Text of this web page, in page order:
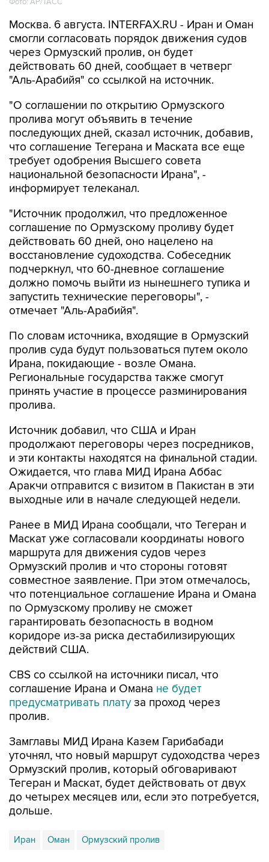
Москва. 6 августа. INTERFAX.RU - Иран и Оман
смогли согласовать порядок движения судов
через Ормузский пролив, он будет
действовать 60 дней, сообщает в четверг
"Аль-Арабийя" со ссылкой на источник.
"О соглашении по открытию Ормузского
пролива могут объявить в течение
последующих дней, сказал источник, добавив,
что соглашение Тегерана и Маската все еще
требует одобрения Высшего совета
национальной безопасности Ирана", -
информирует телеканал.
"Источник продолжил, что предложенное
соглашение по Ормузскому проливу будет
действовать 60 дней, оно нацелено на
восстановление судоходства. Собеседник
подчеркнул, что 60-дневное соглашение
должно помочь выйти из нынешнего тупика и
запустить технические переговоры", -
отмечает "Аль-Арабийя".
По словам источника, входящие в Ормузский
пролив суда будут пользоваться путем около
Ирана, покидающие - возле Омана.
Региональные государства также смогут
принять участие в процессе разминирования
пролива.
Источник добавил, что США и Иран
продолжают переговоры через посредников,
и эти контакты находятся на финальной стадии.
Ожидается, что глава МИД Ирана Аббас
Аракчи отправится с визитом в Пакистан в эти
выходные или в начале следующей недели.
Ранее в МИД Ирана сообщали, что Тегеран и
Маскат уже согласовали координаты нового
маршрута для движения судов через
Ормузский пролив и что стороны готовят
совместное заявление. При этом отмечалось,
что потенциальное соглашение Ирана и Омана
по Ормузскому проливу не сможет
гарантировать безопасность в водном
коридоре из-за риска дестабилизирующих
действий США.
CBS со ссылкой на источники писал, что
соглашение Ирана и Омана не будет
предусматривать плату за проход через
пролив.
Замглавы МИД Ирана Казем Гарибабади
уточнял, что новый маршрут судоходства через
Ормузский пролив, который обговаривают
Тегеран и Маскат, будет действовать от двух
до четырех месяцев или, если это потребуется,
дольше.
Иран Оман Ормузский пролив